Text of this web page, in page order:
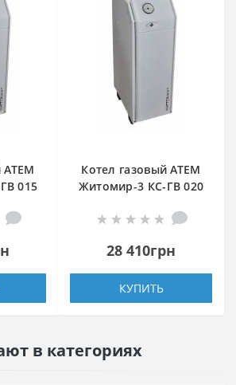
АТЕМ
015
Котел газовый АТЕМ
Житомир-3 КС-ГВ 020
28 410грн
КУПИТЬ
в категориях